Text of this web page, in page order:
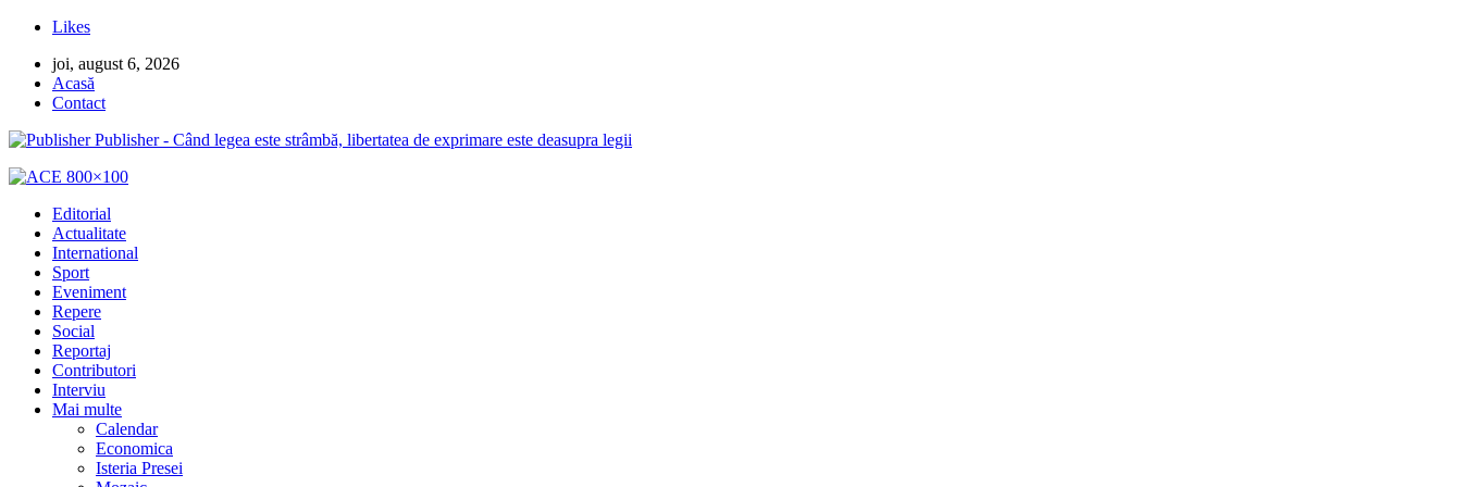
Likes
joi, august 6, 2026
Acasă
Contact
Publisher - Când legea este strâmbă, libertatea de exprimare este deasupra legii
Editorial
Actualitate
International
Sport
Eveniment
Repere
Social
Reportaj
Contributori
Interviu
Mai multe
Calendar
Economica
Isteria Presei